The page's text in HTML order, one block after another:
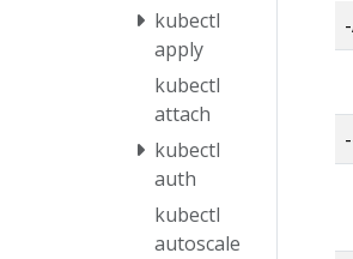
kubectl
apply
kubectl
attach
kubectl
auth
kubectl
autoscale